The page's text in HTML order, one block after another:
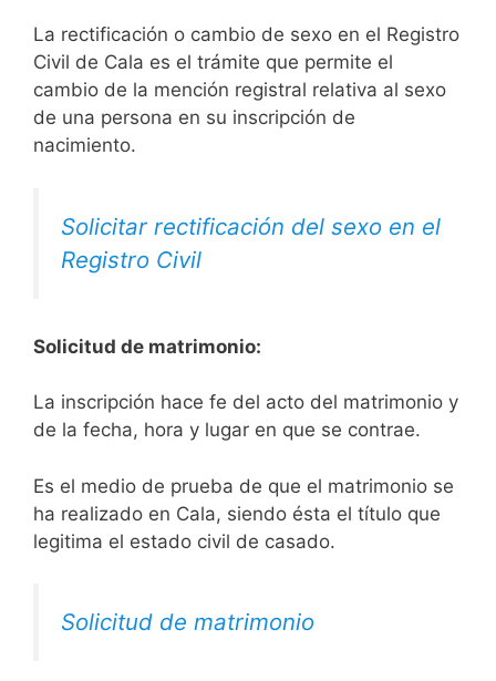
La rectificación o cambio de sexo en el Registro
Civil de Cala es el trámite que permite el
cambio de la mención registral relativa al sexo
de una persona en su inscripción de
nacimiento.
Solicitar rectificación del sexo en el
Registro Civil
Solicitud de matrimonio:
La inscripción hace fe del acto del matrimonio y
de la fecha, hora y lugar en que se contrae.
Es el medio de prueba de que el matrimonio se
ha realizado en Cala, siendo ésta el título que
legitima el estado civil de casado.
Solicitud de matrimonio